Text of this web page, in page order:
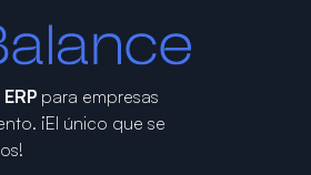
para empresas
¡El único que se